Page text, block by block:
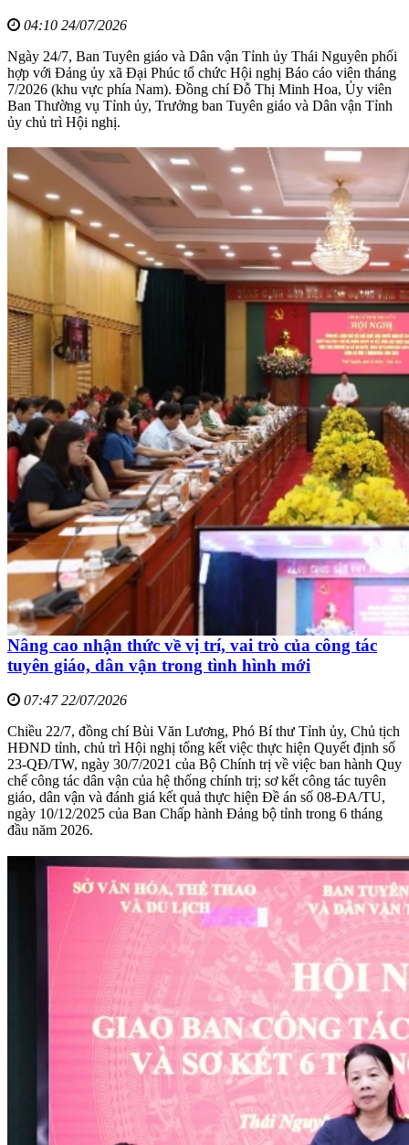
04:10 24/07/2026
Ngày 24/7, Ban Tuyên giáo và Dân vận Tỉnh ủy Thái Nguyên phối
hợp với Đảng ủy xã Đại Phúc tổ chức Hội nghị Báo cáo viên tháng
7/2026 (khu vực phía Nam). Đồng chí Đỗ Thị Minh Hoa, Ủy viên
Ban Thường vụ Tỉnh ủy, Trưởng ban Tuyên giáo và Dân vận Tỉnh
ủy chủ trì Hội nghị.
Nâng cao nhận thức về vị trí, vai trò của công tác
tuyên giáo, dân vận trong tình hình mới
07:47 22/07/2026
Chiều 22/7, đồng chí Bùi Văn Lương, Phó Bí thư Tỉnh ủy, Chủ tịch
HĐND tỉnh, chủ trì Hội nghị tổng kết việc thực hiện Quyết định số
23-QĐ/TW, ngày 30/7/2021 của Bộ Chính trị về việc ban hành Quy
chế công tác dân vận của hệ thống chính trị; sơ kết công tác tuyên
giáo, dân vận và đánh giá kết quả thực hiện Đề án số 08-ĐA/TU,
ngày 10/12/2025 của Ban Chấp hành Đảng bộ tỉnh trong 6 tháng
đầu năm 2026.